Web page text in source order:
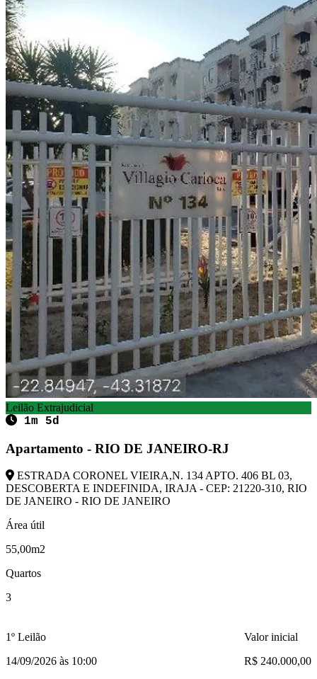
Leilão Extrajudicial
1m 5d
Apartamento - RIO DE JANEIRO-RJ
ESTRADA CORONEL VIEIRA,N. 134 APTO. 406 BL 03,
DESCOBERTA E INDEFINIDA, IRAJA - CEP: 21220-310, RIO
DE JANEIRO - RIO DE JANEIRO
Área útil
55,00m2
Quartos
3
1º Leilão
14/09/2026 às 10:00
Valor inicial
R$ 240.000,00